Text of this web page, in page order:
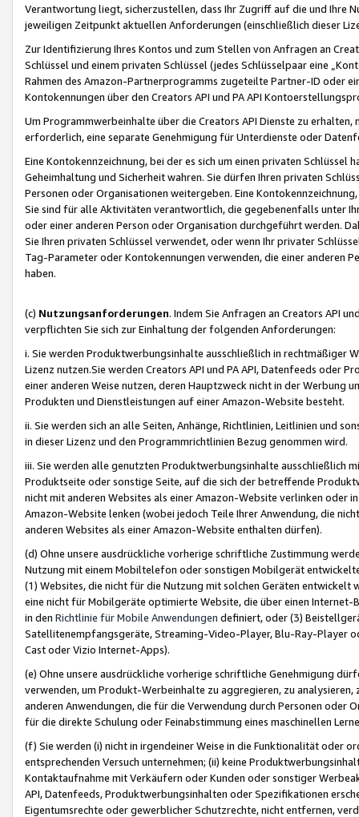
Verantwortung liegt, sicherzustellen, dass Ihr Zugriff auf die und Ihre
jeweiligen Zeitpunkt aktuellen Anforderungen (einschließlich dieser
Zur Identifizierung Ihres Kontos und zum Stellen von Anfragen an
Schlüssel und einem privaten Schlüssel (jedes Schlüsselpaar eine
Rahmen des Amazon-Partnerprogramms zugeteilte Partner-ID oder
Kontokennungen über den Creators API und PA API
Um Programmwerbeinhalte über die Creators API Dienste zu
erforderlich, eine separate Genehmigung für Unterdienste oder
Eine Kontokennzeichnung, bei der es sich um einen privaten
Geheimhaltung und Sicherheit wahren. Sie dürfen Ihren privaten
Personen oder Organisationen weitergeben. Eine
Sie sind für alle Aktivitäten verantwortlich, die gegebenenfalls unter
oder einer anderen Person oder Organisation durchgeführt werden.
Sie Ihren privaten Schlüssel verwendet, oder wenn Ihr privater
Tag-Parameter oder Kontokennungen verwenden, die einer anderen
haben.
(c) Nutzungsanforderungen. Indem Sie Anfragen an Creators API
verpflichten Sie sich zur Einhaltung der folgenden Anforderungen:
i. Sie werden Produktwerbungsinhalte ausschließlich in rechtmäßiger
Lizenz nutzen.Sie werden Creators API und PA API, Datenfeeds oder
einer anderen Weise nutzen, deren Hauptzweck nicht in der Werbung
Produkten und Dienstleistungen auf einer Amazon-Website besteht.
ii. Sie werden sich an alle Seiten, Anhänge, Richtlinien, Leitlinien und
in dieser Lizenz und den Programmrichtlinien Bezug genommen wird.
iii. Sie werden alle genutzten Produktwerbungsinhalte ausschließlich
Produktseite oder sonstige Seite, auf die sich der betreffende
nicht mit anderen Websites als einer Amazon-Website verlinken oder
Amazon-Website lenken (wobei jedoch Teile Ihrer Anwendung, die
anderen Websites als einer Amazon-Website enthalten dürfen).
(d) Ohne unsere ausdrückliche vorherige schriftliche Zustimmung
Nutzung mit einem Mobiltelefon oder sonstigen Mobilgerät
(1) Websites, die nicht für die Nutzung mit solchen Geräten
eine nicht für Mobilgeräte optimierte Website, die über einen
in den Richtlinie für Mobile Anwendungen definiert, oder (3)
Satellitenempfangsgeräte, Streaming-Video-Player, Blu-Ray-Player
Cast oder Vizio Internet-Apps).
(e) Ohne unsere ausdrückliche vorherige schriftliche Genehmigung
verwenden, um Produkt-Werbeinhalte zu aggregieren, zu
anderen Anwendungen, die für die Verwendung durch Personen
für die direkte Schulung oder Feinabstimmung eines maschinellen
(f) Sie werden (i) nicht in irgendeiner Weise in die Funktionalität oder
entsprechenden Versuch unternehmen; (ii) keine
Kontaktaufnahme mit Verkäufern oder Kunden oder sonstiger
API, Datenfeeds, Produktwerbungsinhalten oder Spezifikationen
Eigentumsrechte oder gewerblicher Schutzrechte, nicht entfernen,